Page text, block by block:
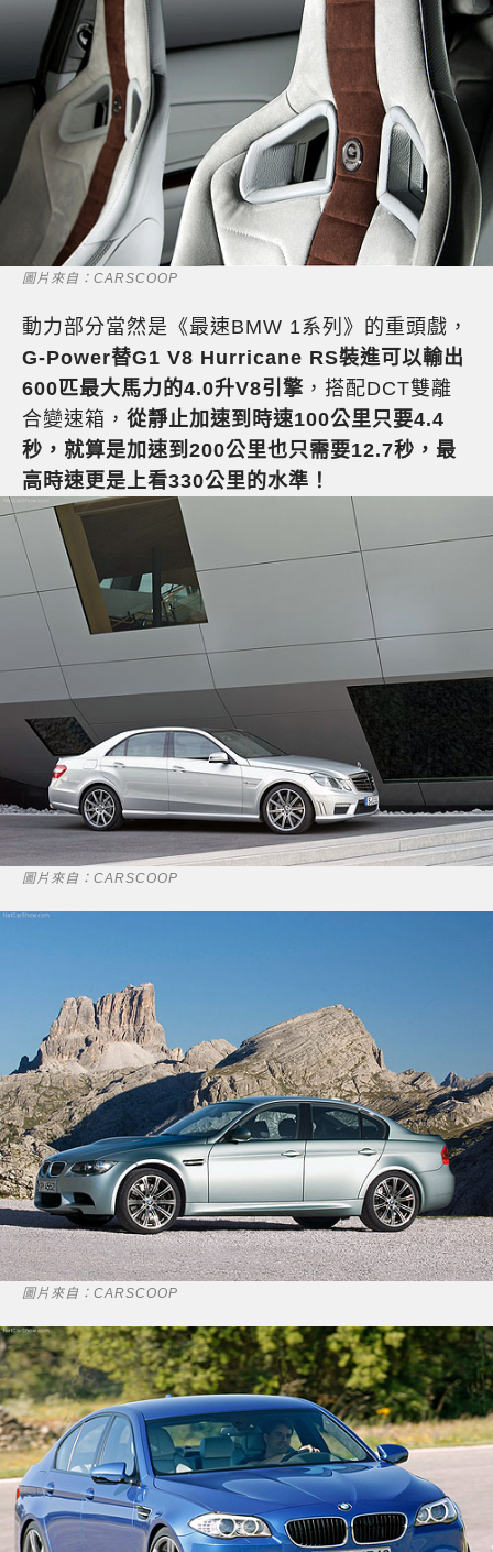
圖片來自：CARSCOOP
動力部分當然是《最速BMW 1系列》的重頭戲，
G-Power替G1 V8 Hurricane RS裝進可以輸出
600匹最大馬力的4.0升V8引擎 ，搭配DCT雙離
合變速箱， 從靜止加速到時速100公里只要4.4
秒，就算是加速到200公里也只需要12.7秒，最
高時速更是上看330公里的水準！
圖片來自：CARSCOOP
圖片來自：CARSCOOP